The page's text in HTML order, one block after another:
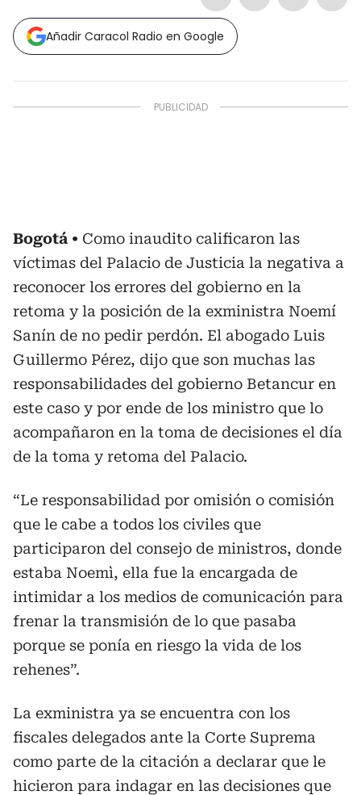
Añadir Caracol Radio en Google
Bogotá
Como inaudito calificaron las
víctimas del Palacio de Justicia la negativa a
reconocer los errores del gobierno en la
retoma y la posición de la exministra Noemí
Sanín de no pedir perdón. El abogado Luis
Guillermo Pérez, dijo que son muchas las
responsabilidades del gobierno Betancur en
este caso y por ende de los ministro que lo
acompañaron en la toma de decisiones el día
de la toma y retoma del Palacio.
“Le responsabilidad por omisión o comisión
que le cabe a todos los civiles que
participaron del consejo de ministros, donde
estaba Noemì, ella fue la encargada de
intimidar a los medios de comunicación para
frenar la transmisión de lo que pasaba
porque se ponía en riesgo la vida de los
rehenes”.
La exministra ya se encuentra con los
fiscales delegados ante la Corte Suprema
como parte de la citación a declarar que le
hicieron para indagar en las decisiones que